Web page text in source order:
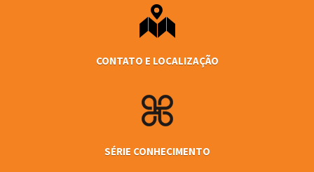
CONTATO E LOCALIZAÇÃO
SÉRIE CONHECIMENTO